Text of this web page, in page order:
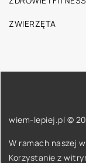
ZWIERZĘTA
wiem-lepiej.pl ©
W ramach naszej
Korzystanie z